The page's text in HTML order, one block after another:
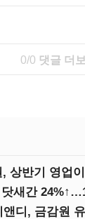
0/0 댓글 더보
새간